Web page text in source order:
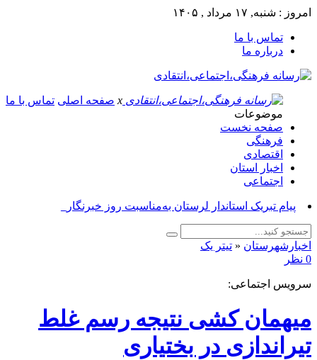
امروز : شنبه, ۱۷ مرداد , ۱۴۰۵
تماس با ما
درباره ما
x صفحه اصلی تماس با ما
موضوعات
صفحه نخست
فرهنگی
اقتصادی
اخبار استان
اجتماعی
پی_
اخبارشهرستان « تیتر یک
0 نظر
سرویس اجتماعی:
میهمان کشی نتیجه رسم غلط
تیراندازی در بختیاری